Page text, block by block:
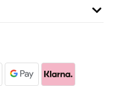
AVALIAÇÃO COMPROVADA
05/07/2025